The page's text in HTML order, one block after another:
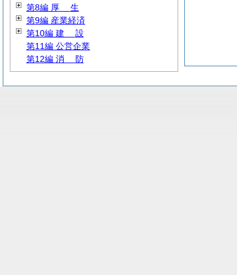
第8編 厚 生
第9編 産業経済
第10編 建 設
第11編 公営企業
第12編 消 防